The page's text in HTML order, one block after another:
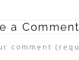
a Comment